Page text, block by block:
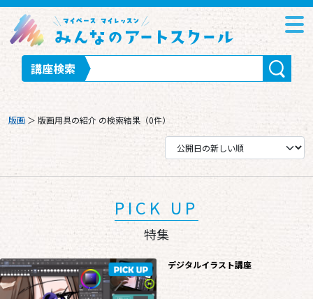
講座検索
版画 ＞ 版画用具の紹介 の検索結果（0件）
PICK UP
特集
デジタルイラスト講座